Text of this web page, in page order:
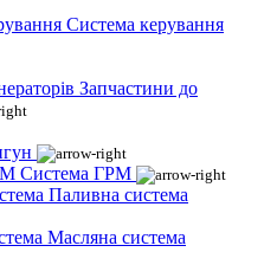
Система керування
Запчастини до
Система ГРМ
Паливна система
Масляна система